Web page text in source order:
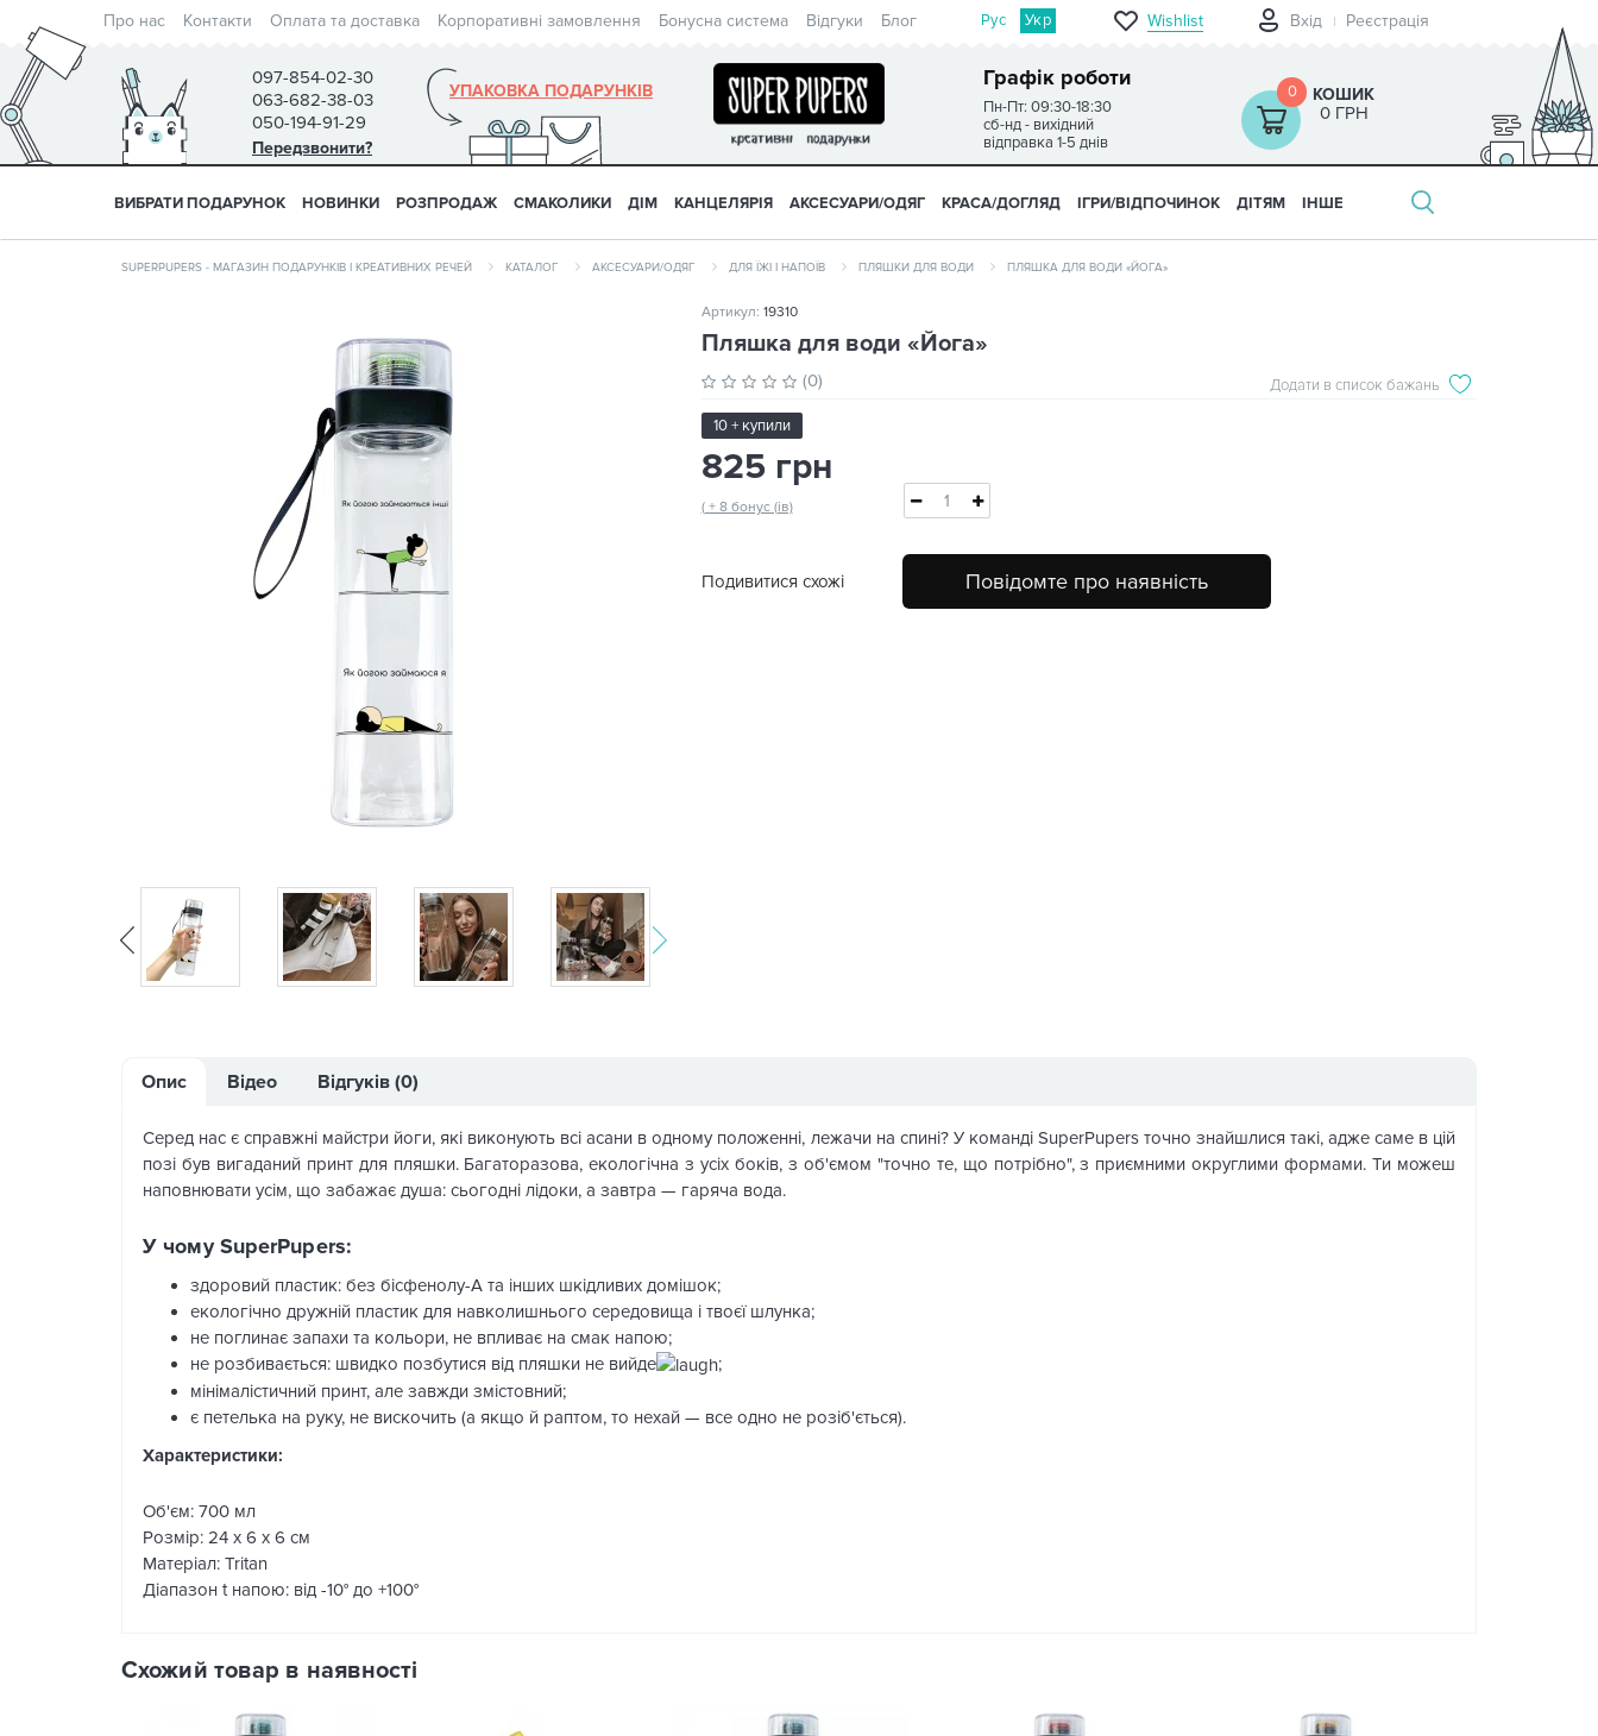
Про нас Контакти Оплата та доставка Корпоративні замовлення Бонусна система Відгуки Блог Рус Укр Wishlist Вхід Реєстрація
097-854-02-30
063-682-38-03
050-194-91-29
Передзвонити?
Графік роботи
Пн-Пт: 09:30-18:30
сб-нд - вихідний
відправка 1-5 днів
УПАКОВКА ПОДАРУНКІВ 0 КОШИК
0 ГРН
ВИБРАТИ ПОДАРУНОК НОВИНКИ РОЗПРОДАЖ СМАКОЛИКИ ДІМ КАНЦЕЛЯРІЯ АКСЕСУАРИ/ОДЯГ КРАСА/ДОГЛЯД ІГРИ/ВІДПОЧИНОК ДІТЯМ ІНШЕ
SUPERPUPERS - МАГАЗИН ПОДАРУНКІВ І КРЕАТИВНИХ РЕЧЕЙ КАТАЛОГ АКСЕСУАРИ/ОДЯГ ДЛЯ ЇЖІ І НАПОЇВ ПЛЯШКИ ДЛЯ ВОДИ ПЛЯШКА ДЛЯ ВОДИ «ЙОГА»
Артикул: 19310
Пляшка для води «Йога»
(0) Додати в список бажань
10 + купили
825 грн
( + 8 бонус (ів)
Подивитися схожі Повідомте про наявність
Опис Відео Відгуків (0)
Серед нас є справжні майстри йоги, які виконують всі асани в одному положенні, лежачи на спині? У команді SuperPupers точно знайшлися такі, адже саме в цій
позі був вигаданий принт для пляшки. Багаторазова, екологічна з усіх боків, з об'ємом "точно те, що потрібно", з приємними округлими формами. Ти можеш
наповнювати усім, що забажає душа: сьогодні лідоки, а завтра — гаряча вода.
У чому SuperPupers:
здоровий пластик: без бісфенолу-А та інших шкідливих домішок;
екологічно дружній пластик для навколишнього середовища і твоєї шлунка;
не поглинає запахи та кольори, не впливає на смак напою;
не розбивається: швидко позбутися від пляшки не вийде
;
мінімалістичний принт, але завжди змістовний;
є петелька на руку, не вискочить (а якщо й раптом, то нехай — все одно не розіб'ється).
Характеристики:
Об'єм: 700 мл
Розмір: 24 x 6 x 6 см
Матеріал: Tritan
Діапазон t напою: від -10° до +100°
Схожий товар в наявності